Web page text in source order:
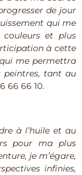
de jour
qui me
et plus
à cette
me permettra
peintres, tant au
66 66 10.
à l’huile et au
pour ma plus
je m’égare,
infinies,